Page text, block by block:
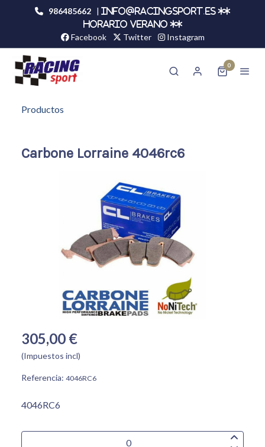
986485662 |
info@racingsport.es **
HORARIO VERANO **
Facebook Twitter Instagram
0
Productos
Carbone Lorraine 4046rc6
305,00 €
(Impuestos incl)
Referencia: 4046RC6
4046RC6